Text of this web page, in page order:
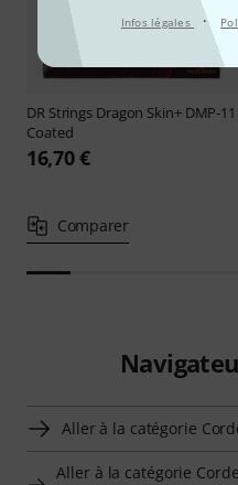
Infos légales ·
DR Strings Dragon Skin+ DMP-11
Coated
16,70 €
Comparer
Aller à la catégorie
Aller à la catégorie